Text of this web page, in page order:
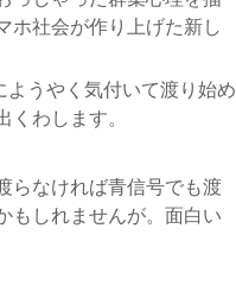
ホ社会が作り上げた新し
うやく気付いて渡り始め
わします。
らなければ青信号でも渡
もしれませんが。面白い